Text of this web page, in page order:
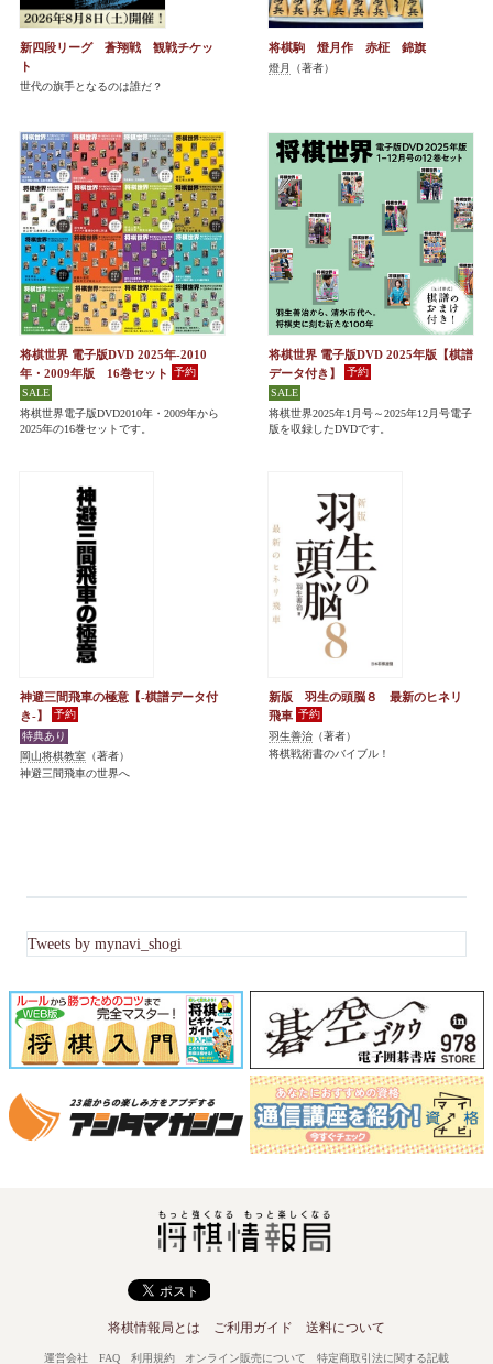
新四段リーグ 蒼翔戦 観戦チケッ
ト
世代の旗手となるのは誰だ？
将棋駒 燈月作 赤柾 錦旗
燈月 （著者）
将棋世界 電子版DVD 2025年-2010
年・2009年版 16巻セット
将棋世界電子版DVD2010年・2009年から
2025年の16巻セットです。
将棋世界 電子版DVD 2025年版【棋譜
データ付き】
将棋世界2025年1月号～2025年12月号電子
版を収録したDVDです。
神避三間飛車の極意【-棋譜データ付
き-】
岡山将棋教室 （著者）
神避三間飛車の世界へ
新版 羽生の頭脳８ 最新のヒネリ
飛車
羽生善治 （著者）
将棋戦術書のバイブル！
Tweets by mynavi_shogi
将棋情報局とは ご利用ガイド 送料について
運営会社 FAQ 利用規約 オンライン販売について 特定商取引法に関する記載